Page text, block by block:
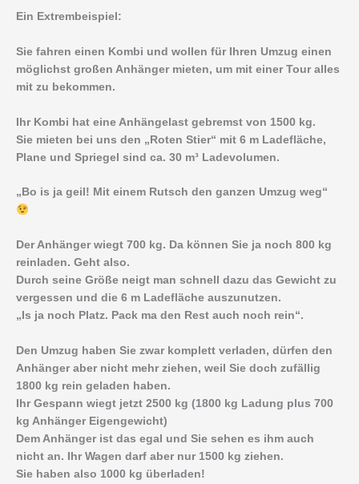
Ein Extrembeispiel:
Sie fahren einen Kombi und wollen für Ihren Umzug einen
möglichst großen Anhänger mieten, um mit einer Tour alles
mit zu bekommen.
Ihr Kombi hat eine Anhängelast gebremst von 1500 kg.
Sie mieten bei uns den „Roten Stier“ mit 6 m Ladefläche,
Plane und Spriegel sind ca. 30 m³ Ladevolumen.
„Bo is ja geil! Mit einem Rutsch den ganzen Umzug weg“
Der Anhänger wiegt 700 kg. Da können Sie ja noch 800 kg
reinladen. Geht also.
Durch seine Größe neigt man schnell dazu das Gewicht zu
vergessen und die 6 m Ladefläche auszunutzen.
„Is ja noch Platz. Pack ma den Rest auch noch rein“.
Den Umzug haben Sie zwar komplett verladen, dürfen den
Anhänger aber nicht mehr ziehen, weil Sie doch zufällig
1800 kg rein geladen haben.
Ihr Gespann wiegt jetzt 2500 kg (1800 kg Ladung plus 700
kg Anhänger Eigengewicht)
Dem Anhänger ist das egal und Sie sehen es ihm auch
nicht an. Ihr Wagen darf aber nur 1500 kg ziehen.
Sie haben also 1000 kg überladen!